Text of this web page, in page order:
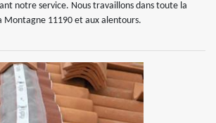
notre service. Nous travaillons dans toute la
Montagne 11190 et aux alentours.